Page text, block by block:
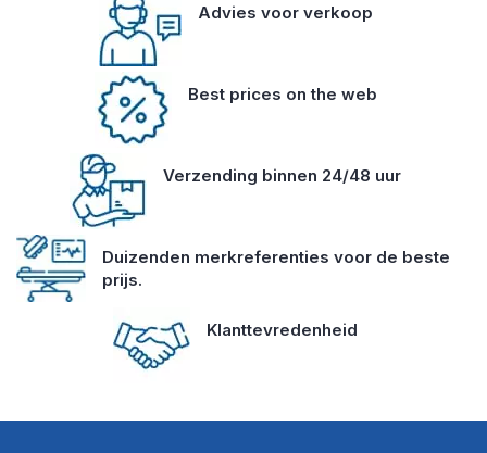
Advies voor verkoop
Best prices on the web
Verzending binnen 24/48 uur
Duizenden merkreferenties voor de beste
prijs.
Klanttevredenheid